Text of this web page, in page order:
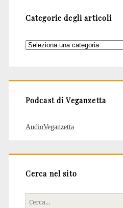
Categorie degli articoli
Categorie
Podcast di Veganzetta
AudioVeganzetta
Cerca nel sito
Cerca